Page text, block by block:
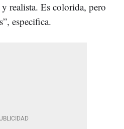
realista. Es colorida, pero
especifica.